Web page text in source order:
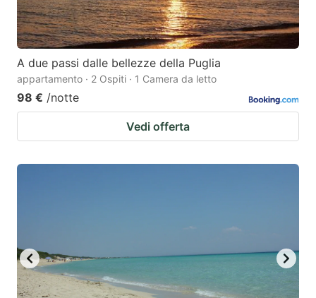
A due passi dalle bellezze della Puglia
appartamento · 2 Ospiti · 1 Camera da letto
98 € /notte
Vedi offerta